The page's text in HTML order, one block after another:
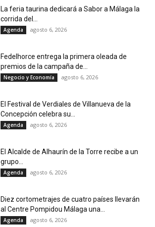
La feria taurina dedicará a Sabor a Málaga la
corrida del...
Agenda agosto 6, 2026
Fedelhorce entrega la primera oleada de
premios de la campaña de...
Negocio y Economía agosto 6, 2026
El Festival de Verdiales de Villanueva de la
Concepción celebra su...
Agenda agosto 6, 2026
El Alcalde de Alhaurín de la Torre recibe a un
grupo...
Agenda agosto 6, 2026
Diez cortometrajes de cuatro países llevarán
al Centre Pompidou Málaga una...
Agenda agosto 6, 2026